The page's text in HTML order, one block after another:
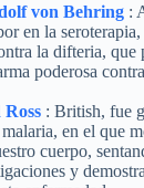
von Behring :
en la
la difteria, que
poderosa
: British, fue
en el que
cuerpo,
y